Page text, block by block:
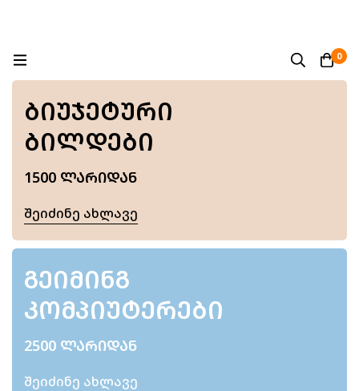
0
ᲑᲘᲣᲯᲔᲢᲣᲠᲘ
ᲑᲘᲚᲓᲔᲑᲘ
1500 ᲚᲐᲠᲘᲓᲐᲜ
Შეიძინე Ახლავე
ᲒᲔᲘᲛᲘᲜᲒ
ᲙᲝᲛᲞᲘᲣᲢᲔᲠᲔᲑᲘ
2500 ᲚᲐᲠᲘᲓᲐᲜ
Შეიძინე Ახლავე